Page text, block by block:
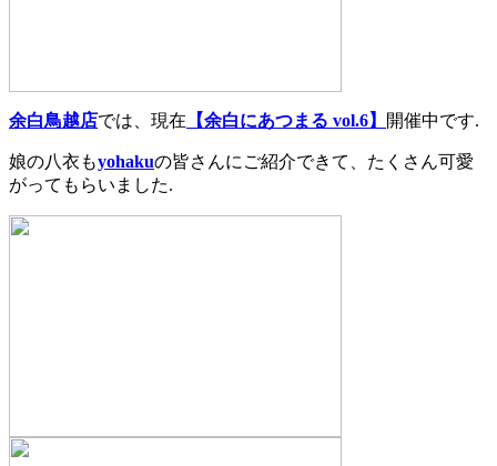
余白鳥越店では、現在 【余白にあつまる vol.6】 開催中です.
娘の八衣もyohakuの皆さんにご紹介できて、たくさん可愛
がってもらいました.